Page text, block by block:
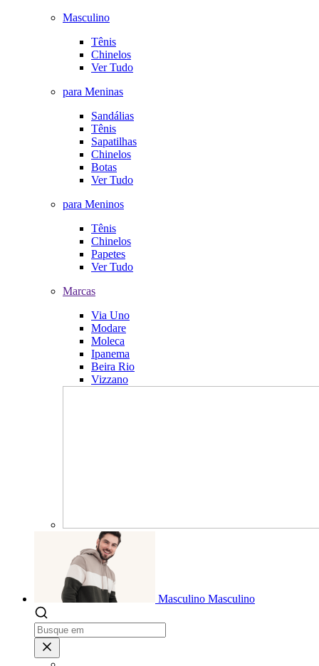
Masculino
Tênis
Chinelos
Ver Tudo
para Meninas
Sandálias
Tênis
Sapatilhas
Chinelos
Botas
Ver Tudo
para Meninos
Tênis
Chinelos
Papetes
Ver Tudo
Marcas
Via Uno
Modare
Moleca
Ipanema
Beira Rio
Vizzano
Masculino Masculino